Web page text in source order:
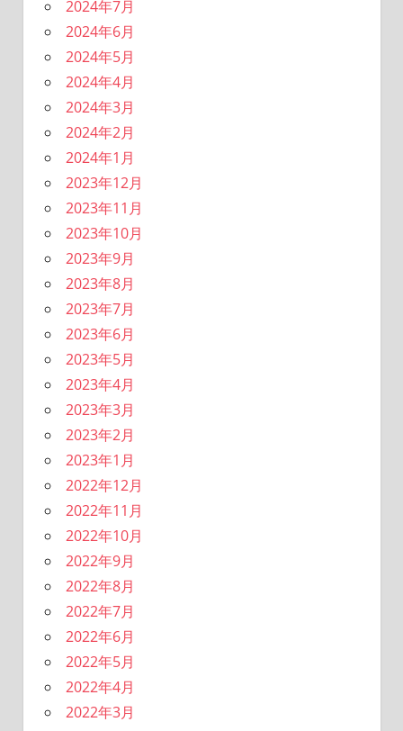
2024年7月
2024年6月
2024年5月
2024年4月
2024年3月
2024年2月
2024年1月
2023年12月
2023年11月
2023年10月
2023年9月
2023年8月
2023年7月
2023年6月
2023年5月
2023年4月
2023年3月
2023年2月
2023年1月
2022年12月
2022年11月
2022年10月
2022年9月
2022年8月
2022年7月
2022年6月
2022年5月
2022年4月
2022年3月